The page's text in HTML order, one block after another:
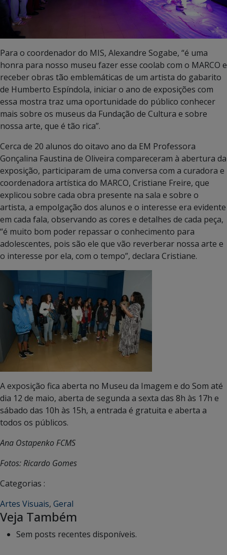
Para o coordenador do MIS, Alexandre Sogabe, “é uma
honra para nosso museu fazer esse coolab com o MARCO e
receber obras tão emblemáticas de um artista do gabarito
de Humberto Espíndola, iniciar o ano de exposições com
essa mostra traz uma oportunidade do público conhecer
mais sobre os museus da Fundação de Cultura e sobre
nossa arte, que é tão rica”.
Cerca de 20 alunos do oitavo ano da EM Professora
Gonçalina Faustina de Oliveira compareceram à abertura da
exposição, participaram de uma conversa com a curadora e
coordenadora artística do MARCO, Cristiane Freire, que
explicou sobre cada obra presente na sala e sobre o
artista, a empolgação dos alunos e o interesse era evidente
em cada fala, observando as cores e detalhes de cada peça,
“é muito bom poder repassar o conhecimento para
adolescentes, pois são ele que vão reverberar nossa arte e
o interesse por ela, com o tempo”, declara Cristiane.
A exposição fica aberta no Museu da Imagem e do Som até
dia 12 de maio, aberta de segunda a sexta das 8h às 17h e
sábado das 10h às 15h, a entrada é gratuita e aberta a
todos os públicos.
Ana Ostapenko FCMS
Fotos: Ricardo Gomes
Categorias :
Artes Visuais, Geral
Veja Também
Sem posts recentes disponíveis.